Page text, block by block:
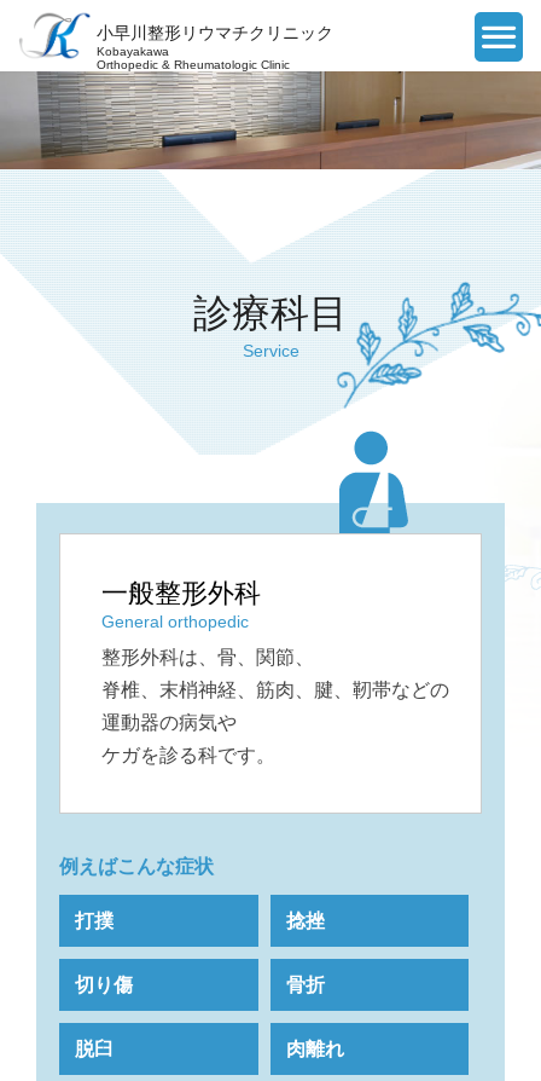
小早川整形リウマチクリニック
Kobayakawa
Orthopedic & Rheumatologic Clinic
診療科目
Service
一般整形外科
General orthopedic
整形外科は、骨、関節、
脊椎、末梢神経、筋肉、腱、靭帯などの
運動器の病気や
ケガを診る科です。
例えばこんな症状
打撲 捻挫
切り傷 骨折
脱臼 肉離れ